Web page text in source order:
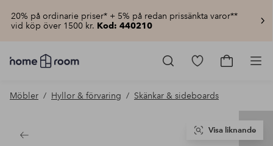
20% på ordinarie priser* + 5% på redan prissänkta varor**
vid köp över 1500 kr. Kod: 440210
Homeroom
–
hemmet
pris
Gå
produkter
Gå
Möbler Hyllor & förvaring Skänkar & sideboards
Tillbaka
Visa liknande